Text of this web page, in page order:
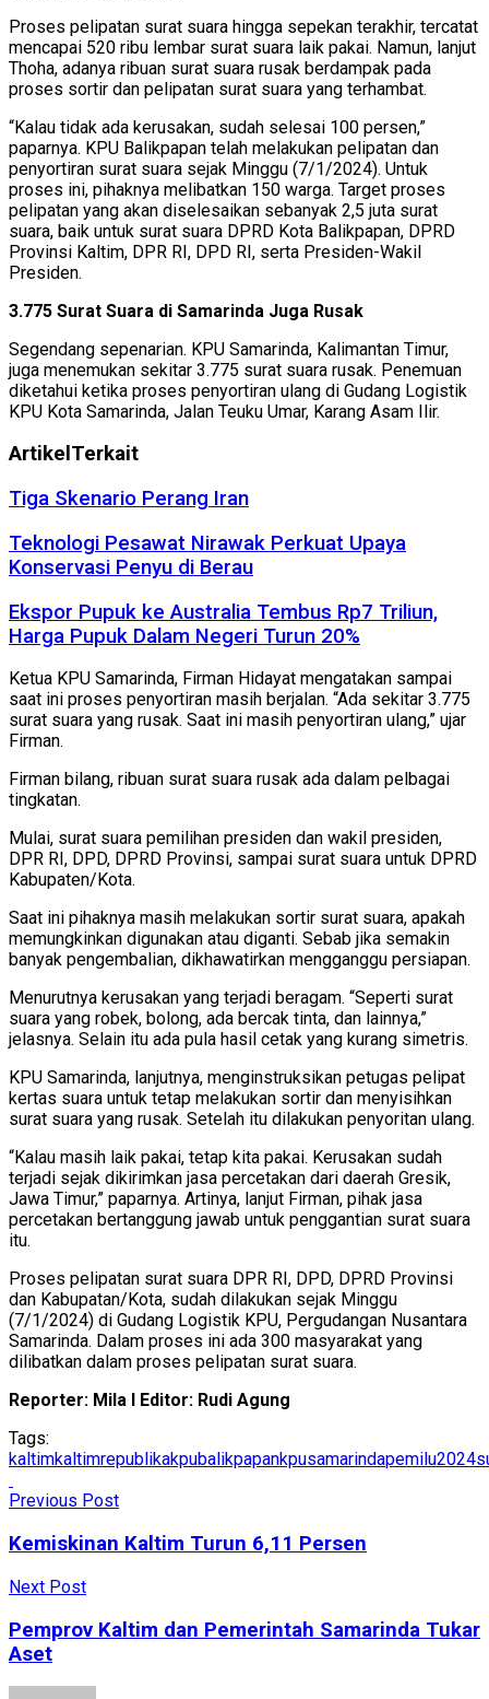
Proses pelipatan surat suara hingga sepekan terakhir, tercatat
mencapai 520 ribu lembar surat suara laik pakai. Namun, lanjut
Thoha, adanya ribuan surat suara rusak berdampak pada
proses sortir dan pelipatan surat suara yang terhambat.
“Kalau tidak ada kerusakan, sudah selesai 100 persen,”
paparnya. KPU Balikpapan telah melakukan pelipatan dan
penyortiran surat suara sejak Minggu (7/1/2024). Untuk
proses ini, pihaknya melibatkan 150 warga. Target proses
pelipatan yang akan diselesaikan sebanyak 2,5 juta surat
suara, baik untuk surat suara DPRD Kota Balikpapan, DPRD
Provinsi Kaltim, DPR RI, DPD RI, serta Presiden-Wakil
Presiden.
3.775 Surat Suara di Samarinda Juga Rusak
Segendang sepenarian. KPU Samarinda, Kalimantan Timur,
juga menemukan sekitar 3.775 surat suara rusak. Penemuan
diketahui ketika proses penyortiran ulang di Gudang Logistik
KPU Kota Samarinda, Jalan Teuku Umar, Karang Asam Ilir.
ArtikelTerkait
Tiga Skenario Perang Iran
Teknologi Pesawat Nirawak Perkuat Upaya
Konservasi Penyu di Berau
Ekspor Pupuk ke Australia Tembus Rp7 Triliun,
Harga Pupuk Dalam Negeri Turun 20%
Ketua KPU Samarinda, Firman Hidayat mengatakan sampai
saat ini proses penyortiran masih berjalan. “Ada sekitar 3.775
surat suara yang rusak. Saat ini masih penyortiran ulang,” ujar
Firman.
Firman bilang, ribuan surat suara rusak ada dalam pelbagai
tingkatan.
Mulai, surat suara pemilihan presiden dan wakil presiden,
DPR RI, DPD, DPRD Provinsi, sampai surat suara untuk DPRD
Kabupaten/Kota.
Saat ini pihaknya masih melakukan sortir surat suara, apakah
memungkinkan digunakan atau diganti. Sebab jika semakin
banyak pengembalian, dikhawatirkan mengganggu persiapan.
Menurutnya kerusakan yang terjadi beragam. “Seperti surat
suara yang robek, bolong, ada bercak tinta, dan lainnya,”
jelasnya. Selain itu ada pula hasil cetak yang kurang simetris.
KPU Samarinda, lanjutnya, menginstruksikan petugas pelipat
kertas suara untuk tetap melakukan sortir dan menyisihkan
surat suara yang rusak. Setelah itu dilakukan penyoritan ulang.
“Kalau masih laik pakai, tetap kita pakai. Kerusakan sudah
terjadi sejak dikirimkan jasa percetakan dari daerah Gresik,
Jawa Timur,” paparnya. Artinya, lanjut Firman, pihak jasa
percetakan bertanggung jawab untuk penggantian surat suara
itu.
Proses pelipatan surat suara DPR RI, DPD, DPRD Provinsi
dan Kabupatan/Kota, sudah dilakukan sejak Minggu
(7/1/2024) di Gudang Logistik KPU, Pergudangan Nusantara
Samarinda. Dalam proses ini ada 300 masyarakat yang
dilibatkan dalam proses pelipatan surat suara.
Reporter: Mila I Editor: Rudi Agung
Tags:
kaltimkaltimrepublikakpubalikpapankpusamarindapemilu2024
Previous Post
Kemiskinan Kaltim Turun 6,11 Persen
Next Post
Pemprov Kaltim dan Pemerintah Samarinda Tukar
Aset